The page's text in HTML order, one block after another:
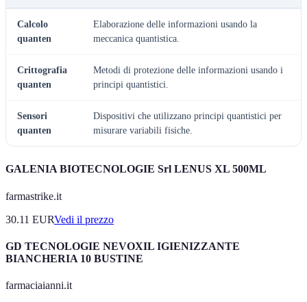
Calcolo
quanten
Elaborazione delle informazioni usando la
meccanica quantistica.
Crittografia
quanten
Metodi di protezione delle informazioni usando i
principi quantistici.
Sensori
quanten
Dispositivi che utilizzano principi quantistici per
misurare variabili fisiche.
GALENIA BIOTECNOLOGIE Srl LENUS XL 500ML
farmastrike.it
30.11 EURVedi il prezzo
GD TECNOLOGIE NEVOXIL IGIENIZZANTE
BIANCHERIA 10 BUSTINE
farmaciaianni.it